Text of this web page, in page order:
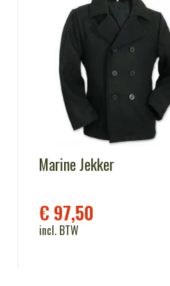
Marine Jekker
€ 97,50
incl. BTW